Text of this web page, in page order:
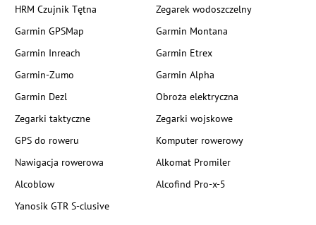
HRM Czujnik Tętna
Zegarek wodoszczelny
Garmin GPSMap
Garmin Montana
Garmin Inreach
Garmin Etrex
Garmin-Zumo
Garmin Alpha
Garmin Dezl
Obroża elektryczna
Zegarki taktyczne
Zegarki wojskowe
GPS do roweru
Komputer rowerowy
Nawigacja rowerowa
Alkomat Promiler
Alcoblow
Alcofind Pro-x-5
Yanosik GTR S-clusive